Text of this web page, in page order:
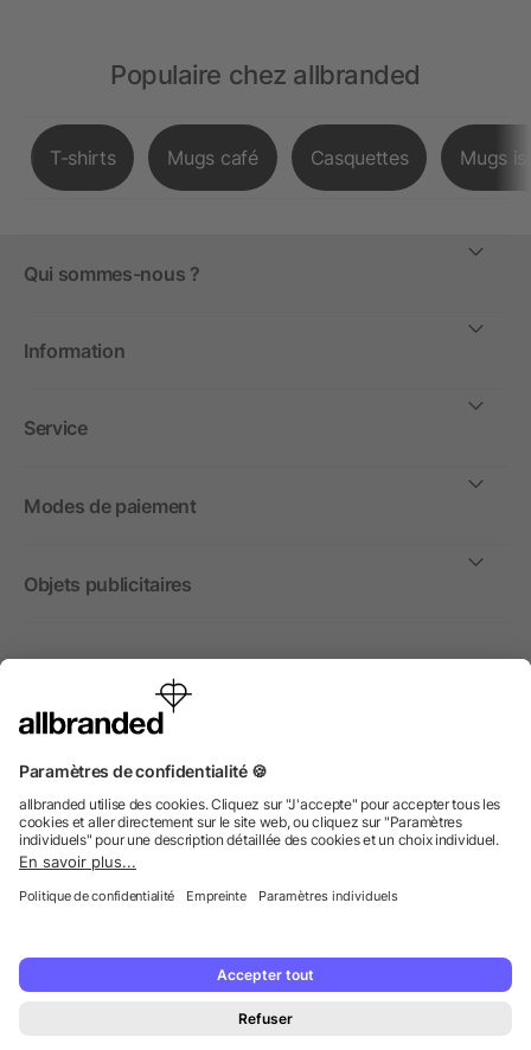
Populaire chez allbranded
T-shirts Mugs café Casquettes Mugs
Qui sommes-nous ?
Information
Service
Modes de paiement
Objets publicitaires
International
Nous commercialisons nos objets publicitaires et articles
non aux personnes privées.